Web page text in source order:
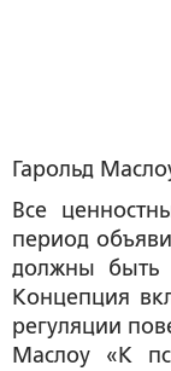
Гарольд
Все
период
должны быть
Концепция
регуляции
Маслоу «К